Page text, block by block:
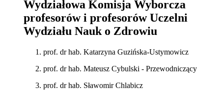
Wydziałowa Komisja Wyborcza
profesorów i profesorów Uczelni
Wydziału Nauk o Zdrowiu
prof. dr hab. Katarzyna Guzińska-Ustymowicz
prof. dr hab. Mateusz Cybulski - Przewodniczący
prof. dr hab. Sławomir Chlabicz